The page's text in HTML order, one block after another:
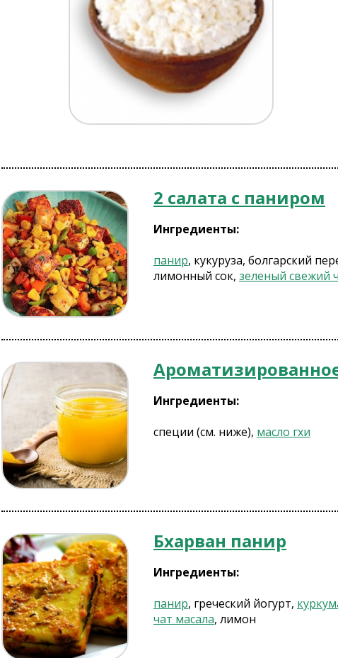
2 салата с паниром
Ингредиенты:
панир, кукуруза, болгарский
лимонный сок, зеленый свежий
Ингредиенты:
специи (см. ниже), масло гхи
Бхарван панир
Ингредиенты:
панир, греческий йогурт,
чат масала, лимон